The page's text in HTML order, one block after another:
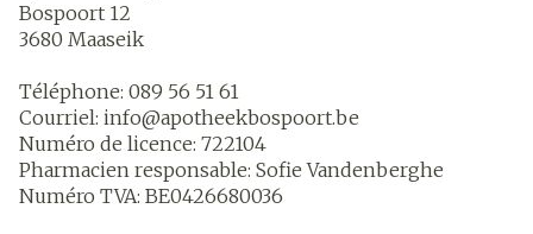
Bospoort 12
3680 Maaseik
Téléphone: 089 56 51 61
Courriel: info@apotheekbospoort.be
Numéro de licence: 722104
Pharmacien responsable: Sofie Vandenberghe
Numéro TVA: BE0426680036